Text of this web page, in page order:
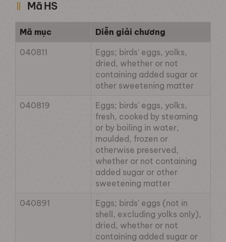
Mã HS
Mã mục
Diễn giải chương
040811
Eggs; birds' eggs, yolks,
dried, whether or not
containing added sugar or
other sweetening matter
040819
Eggs; birds' eggs, yolks,
fresh, cooked by steaming
or by boiling in water,
moulded, frozen or
otherwise preserved,
whether or not containing
added sugar or other
sweetening matter
040891
Eggs; birds' eggs (not in
shell, excluding yolks only),
dried, whether or not
containing added sugar or